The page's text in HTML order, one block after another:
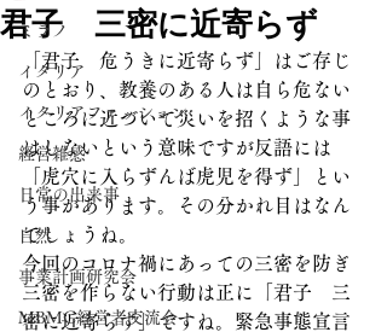
ミラノ
イタリア
イタリアファッション
経営雑感
日常の出来事
自然
事業計画研究会
MBMC経営者交流会
君子 三密に近寄らず
「君子　危うきに近寄らず」はご存じ
のとおり、教養のある人は自ら危ない
ところに近づいて災いを招くような事
はしないという意味ですが反語には
「虎穴に入らずんば虎児を得ず」とい
う事があります。その分かれ目はなん
でしょうね。
今回のコロナ禍にあっての三密を防ぎ
三密を作らない行動は正に「君子　三
密に近寄らず」ですね。緊急事態宣言